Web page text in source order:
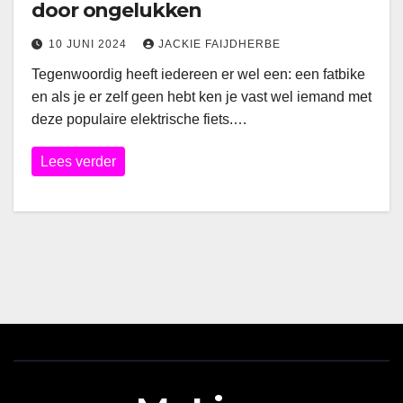
door ongelukken
10 JUNI 2024 JACKIE FAIJDHERBE
Tegenwoordig heeft iedereen er wel een: een fatbike
en als je er zelf geen hebt ken je vast wel iemand met
deze populaire elektrische fiets.…
Lees verder